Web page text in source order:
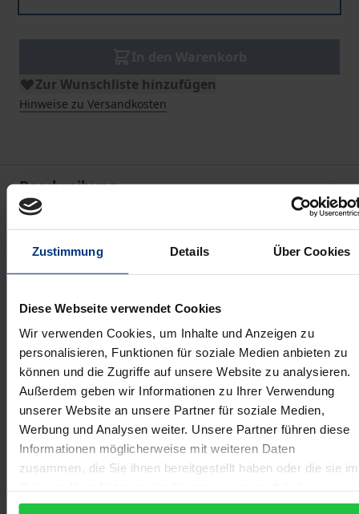
Zustimmung Details Über Cookies
Diese Webseite verwendet Cookies
Wir verwenden Cookies, um Inhalte und Anzeigen zu
personalisieren, Funktionen für soziale Medien anbieten zu
können und die Zugriffe auf unsere Website zu analysieren.
Außerdem geben wir Informationen zu Ihrer Verwendung
unserer Website an unsere Partner für soziale Medien,
Werbung und Analysen weiter. Unsere Partner führen diese
Informationen möglicherweise mit weiteren Daten
zusammen, die Sie ihnen bereitgestellt haben oder die sie im
Zur Wunschliste hinzufügen
Hinweise zu Versandkosten
Beschreibung
Das Recht der Umweltverträglichkeitsprüfung hat
durch geänderte europarechtliche Vorgaben eine
Fortentwicklung erfahren. Dies dürfte zur
Aufwertung des Verfahrens auch mit Blick auf seine
Klärungsbedarf besteht ferner im Verhältnis der
Umweltverträglichkeitsprüfung zur
Verträglichkeitsprüfung und Eingriffsregelung nach
dem Naturschutzrecht, insbesondere aber
hinsichtlich der zur Umsetzung anstehenden
Umweltprüfung von Programmen und Plänen nach
Lösungsmodellen beschäftigen sich die